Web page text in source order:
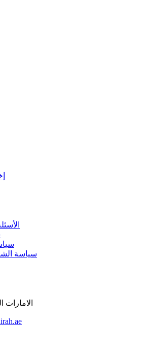
سياسة
الامارات